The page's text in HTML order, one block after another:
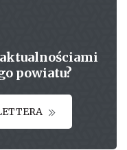
aktualnościami
powiatu?